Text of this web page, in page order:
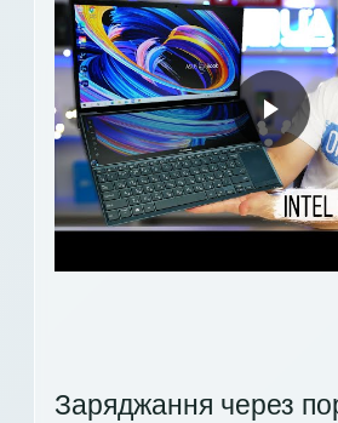
Заряджання через